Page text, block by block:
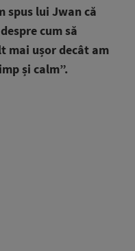
spus lui Jwan că
cum să
mai ușor decât am
și calm”.